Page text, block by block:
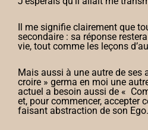
Il me signifie clairement que
secondaire : sa réponse
vie, tout comme les leçons
Mais aussi à une autre de
croire » germa en moi une
actuel a besoin aussi de «
et, pour commencer, accepter
faisant abstraction de son Ego.